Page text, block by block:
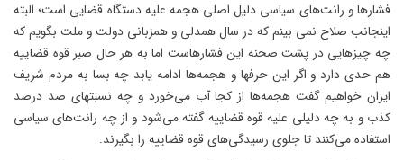
فشارها و رانت‌های سیاسی دلیل اصلی هجمه‌ علیه دستگاه قضایی است؛ البته
اینجانب صلاح نمی بینم که در سال همدلی و همزبانی دولت و ملت بگویم که
چه چیزهایی در پشت صحنه این فشارهاست اما به هر حال صبر قوه قضاییه
هم حدی دارد و اگر این حرفها و هجمه‌ها ادامه یابد چه بسا به مردم شریف
ایران خواهیم گفت هجمه‌ها از کجا آب می‌خورد و چه نسبتهای صد درصد
کذب و به چه دلیلی علیه قوه قضاییه گفته می‌شود و از چه رانت‌های سیاسی
استفاده می‌کنند تا جلوی رسیدگی‌های قوه قضاییه را بگیرند.